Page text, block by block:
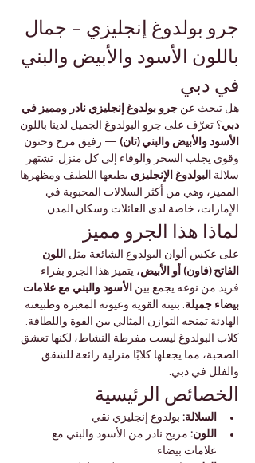
جرو بولدوغ إنجليزي – جمال
باللون الأسود والأبيض والبني
في دبي
هل تبحث عن جرو بولدوغ إنجليزي نادر ومميز في
دبي؟ تعرّف على جرو البولدوغ الجميل لدينا باللون
الأسود والأبيض والبني (تان) — رفيق مرح وحنون
وقوي يجلب السحر والوفاء إلى كل منزل. تشتهر
سلالة البولدوغ الإنجليزي بطبعها اللطيف ومظهرها
المميز، وهي من أكثر السلالات المحبوبة في
الإمارات، خاصة لدى العائلات وسكان المدن.
لماذا هذا الجرو مميز
على عكس ألوان البولدوغ الشائعة مثل اللون
الفاتح (فاون) أو الأبيض، يتميز هذا الجرو بفراء
فريد من نوعه يجمع بين الأسود والبني مع علامات
بيضاء جميلة. بنيته القوية وعيونه المعبرة وطبيعته
الهادئة تمنحه التوازن المثالي بين القوة واللطافة.
كلاب البولدوغ ليست مفرطة النشاط، لكنها تعشق
الصحبة، مما يجعلها كلابًا منزلية رائعة للشقق
والفلل في دبي.
الخصائص الرئيسية
السلالة: بولدوغ إنجليزي نقي
اللون: مزيج نادر من الأسود والبني مع
علامات بيضاء